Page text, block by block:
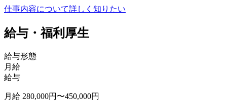
仕事内容について詳しく知りたい
給与・福利厚生
給与形態
月給
給与
月給 280,000円〜450,000円